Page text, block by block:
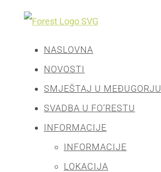
NASLOVNA
NOVOSTI
SMJEŠTAJ U MEĐUGORJU
SVADBA U FO’RESTU
INFORMACIJE
INFORMACIJE
LOKACIJA